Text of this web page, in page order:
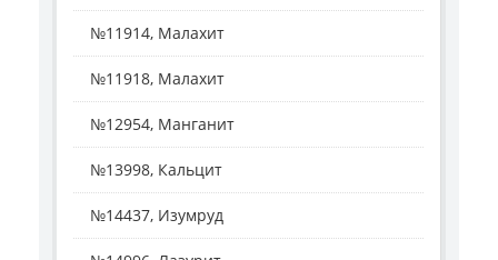
№11914, Малахит
№11918, Малахит
№12954, Манганит
№13998, Кальцит
№14437, Изумруд